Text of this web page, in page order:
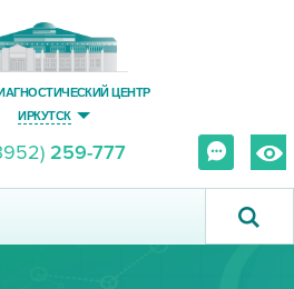
ЦЕНТР
ИРКУТСК
259-777